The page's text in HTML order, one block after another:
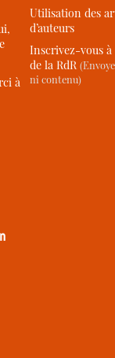
à
Utilisation des
d’auteurs
Inscrivez-vous
de la RdR
ni contenu)